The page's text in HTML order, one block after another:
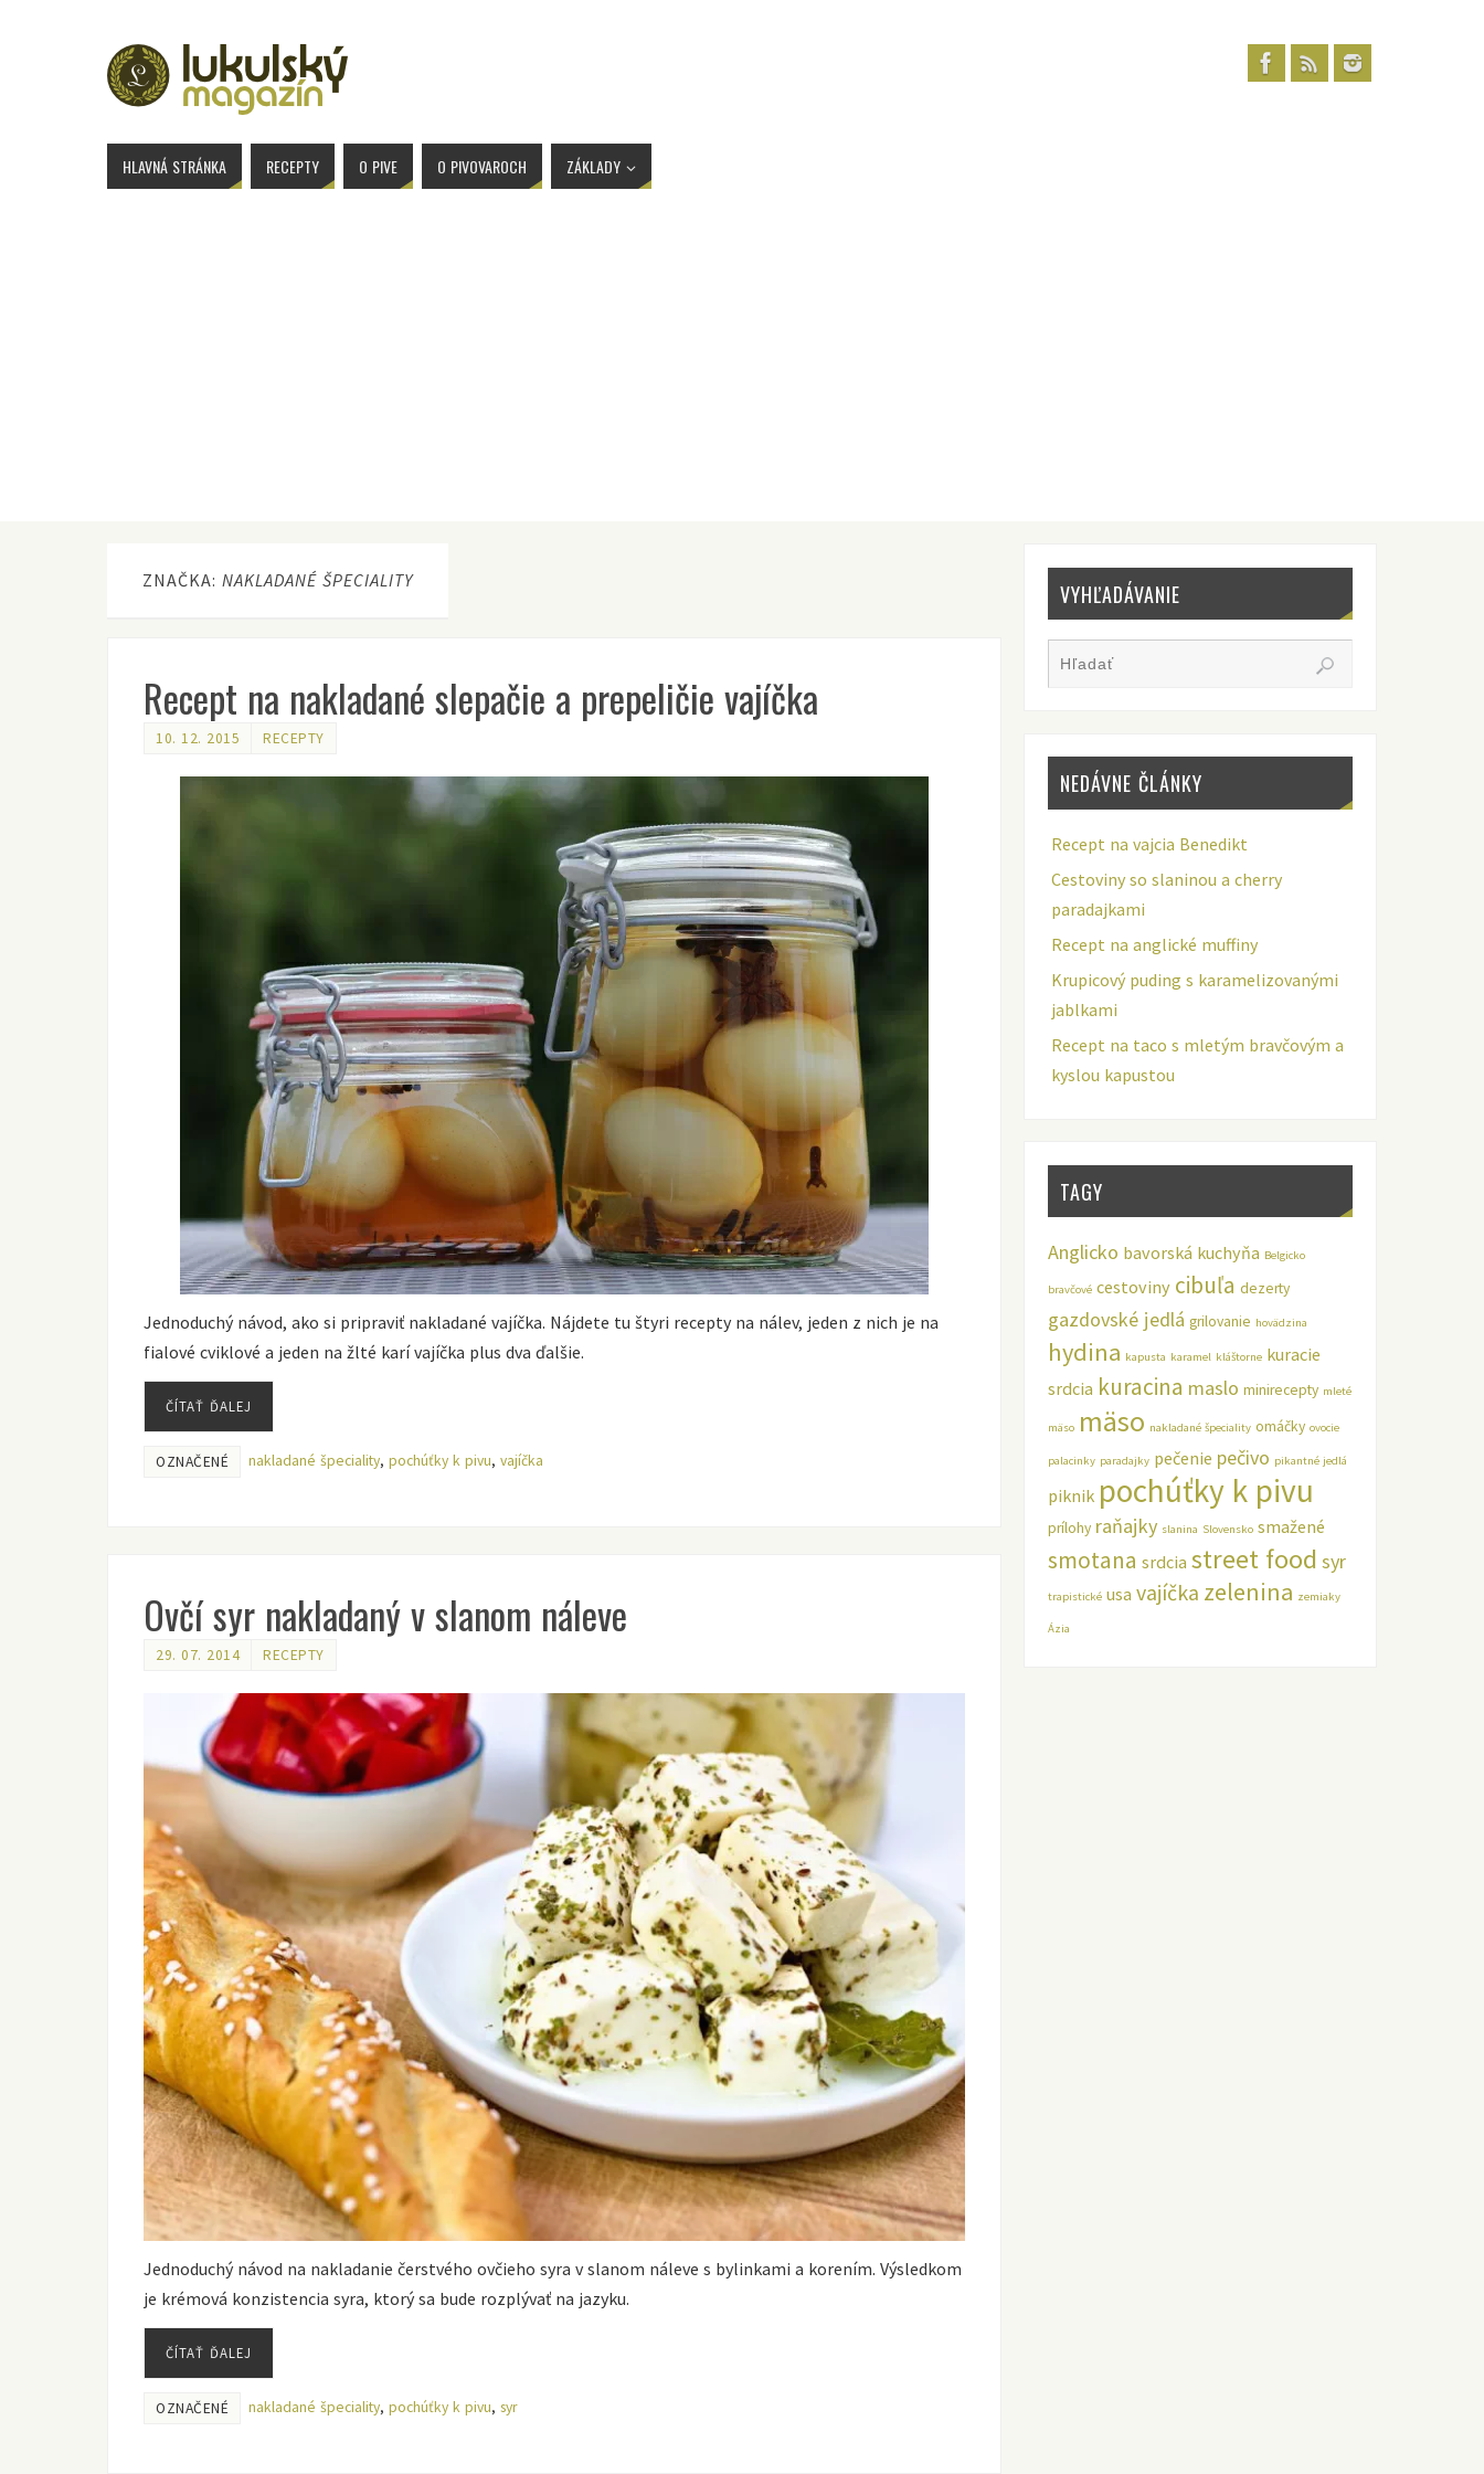
HLAVNÁ STRÁNKA RECEPTY O PIVE O PIVOVAROCH ZÁKLADY
ZNAČKA: NAKLADANÉ ŠPECIALITY
Recept na nakladané slepačie a prepeličie vajíčka
10. 12. 2015 RECEPTY
Jednoduchý návod, ako si pripraviť nakladané vajíčka. Nájdete tu štyri recepty na nálev, jeden z nich je na
fialové cviklové a jeden na žlté karí vajíčka plus dva ďalšie.
ČÍTAŤ ĎALEJ
OZNAČENÉ nakladané špeciality, pochúťky k pivu, vajíčka
Ovčí syr nakladaný v slanom náleve
29. 07. 2014 RECEPTY
Jednoduchý návod na nakladanie čerstvého ovčieho syra v slanom náleve s bylinkami a korením. Výsledkom
je krémová konzistencia syra, ktorý sa bude rozplývať na jazyku.
ČÍTAŤ ĎALEJ
OZNAČENÉ nakladané špeciality, pochúťky k pivu, syr
VYHĽADÁVANIE
NEDÁVNE ČLÁNKY
Recept na vajcia Benedikt
Cestoviny so slaninou a cherry
paradajkami
Recept na anglické muffiny
Krupicový puding s karamelizovanými
jablkami
Recept na taco s mletým bravčovým a
kyslou kapustou
TAGY
Anglicko bavorská kuchyňa Belgicko
bravčové cestoviny cibuľa dezerty
gazdovské jedlá grilovanie hovädzina
hydina kapusta karamel kláštorne kuracie
srdcia kuracina maslo minirecepty mleté
mäso mäso nakladané špeciality omáčky ovocie
palacinky paradajky pečenie pečivo pikantné jedlá
piknik pochúťky k pivu
prílohy raňajky slanina Slovensko smažené
smotana srdcia street food syr
trapistické usa vajíčka zelenina zemiaky
Ázia